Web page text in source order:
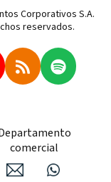
Corporativos S.A.
reservados.
comercial